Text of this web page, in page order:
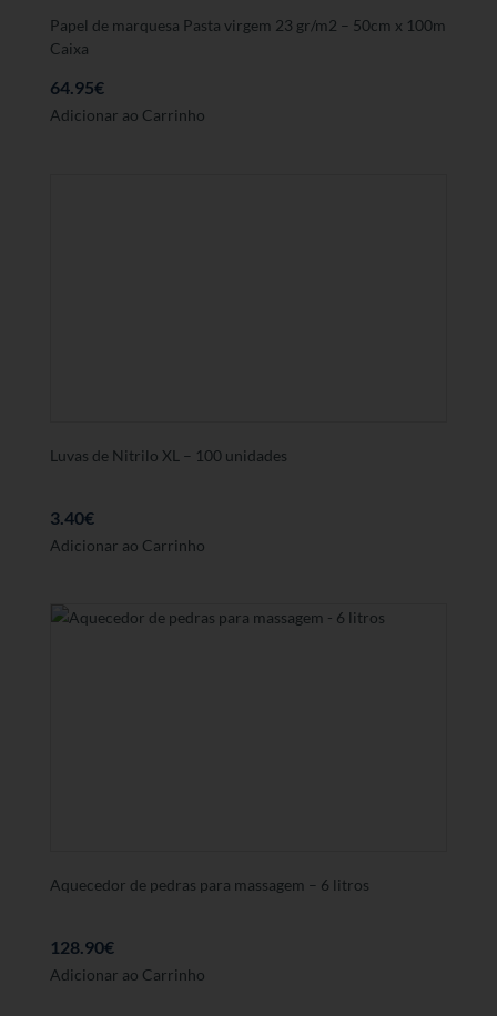
Papel de marquesa Pasta virgem 23 gr/m2 – 50cm x 100m
Caixa
64.95€
Adicionar ao Carrinho
Luvas de Nitrilo XL – 100 unidades
3.40€
Adicionar ao Carrinho
Aquecedor de pedras para massagem – 6 litros
128.90€
Adicionar ao Carrinho